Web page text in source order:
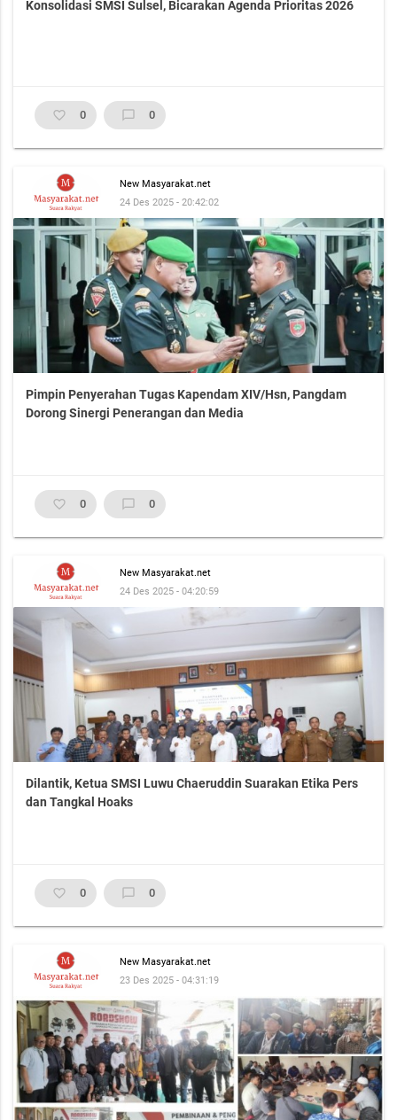
Konsolidasi SMSI Sulsel, Bicarakan Agenda Prioritas 2026
favorite_border 0 chat_bubble_outline 0
New Masyarakat.net
24 Des 2025 - 20:42:02
Pimpin Penyerahan Tugas Kapendam XIV/Hsn, Pangdam
Dorong Sinergi Penerangan dan Media
favorite_border 0 chat_bubble_outline 0
New Masyarakat.net
24 Des 2025 - 04:20:59
Dilantik, Ketua SMSI Luwu Chaeruddin Suarakan Etika Pers
dan Tangkal Hoaks
favorite_border 0 chat_bubble_outline 0
New Masyarakat.net
23 Des 2025 - 04:31:19